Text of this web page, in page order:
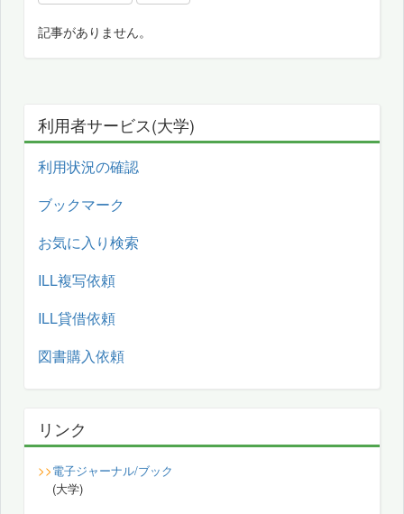
記事がありません。
利用者サービス(大学)
利用状況の確認
ブックマーク
お気に入り検索
ILL複写依頼
ILL貸借依頼
図書購入依頼
リンク
>>電子ジャーナル/ブック
(大学)